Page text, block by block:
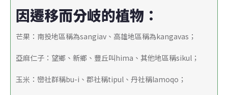
因遷移而分岐的植物：
芒果：南投地區稱為sangiav、高雄地區稱為kangavas；
亞麻仁子：望鄉、新鄉、豐丘叫hima、其他地區稱sikul；
玉米：巒社群稱bu-i、郡社稱tipul、丹社稱lamoqo；